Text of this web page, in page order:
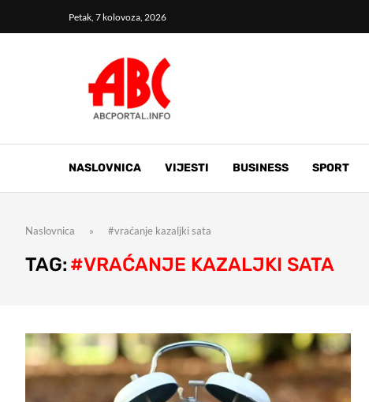
Petak, 7 kolovoza, 2026
NASLOVNICA VIJESTI BUSINESS SPORT
Naslovnica » #vraćanje kazaljki sata
TAG: #VRAĆANJE KAZALJKI SATA